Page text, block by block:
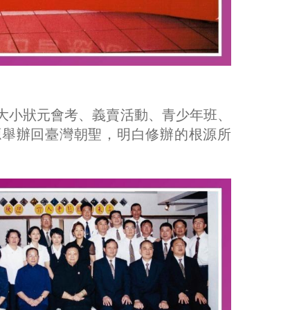
狀元會考、義賣活動、青少年班、
辦回臺灣朝聖，明白修辦的根源所